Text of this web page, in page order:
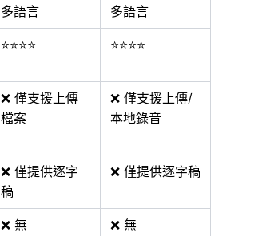
多語言
多語言
⭐⭐⭐⭐ ⭐⭐⭐⭐
❌ 僅支援上傳
檔案
❌ 僅支援上傳/
本地錄音
❌ 僅提供逐字
稿
❌ 僅提供逐字稿
❌ 無 ❌ 無